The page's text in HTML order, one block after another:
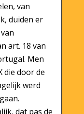
van
duiden er
art. 18 van
Men
die door de
werd
dat pas de